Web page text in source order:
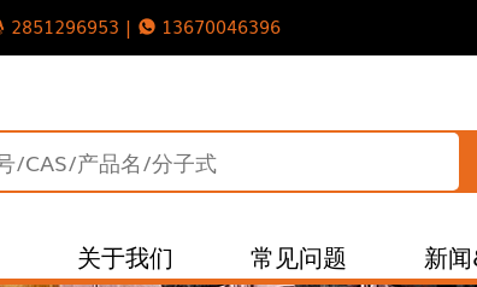
2851296953 | 13670046396
关于我们 常见问题 新